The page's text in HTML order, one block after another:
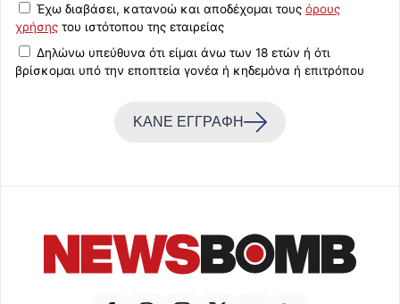
Έχω διαβάσει, κατανοώ και αποδέχομαι τους όρους
χρήσης του ιστότοπου της εταιρείας
Δηλώνω υπεύθυνα ότι είμαι άνω των 18 ετών ή ότι
βρίσκομαι υπό την εποπτεία γονέα ή κηδεμόνα ή επιτρόπου
ΚΑΝΕ ΕΓΓΡΑΦΗ